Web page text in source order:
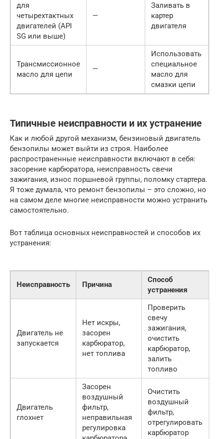
для
четырехтактных
двигателей (API
SG или выше)
—
Заливать в
картер
двигателя
Трансмиссионное
масло для цепи
—
Использовать
специальное
масло для
смазки цепи
Типичные неисправности и их устранение
Как и любой другой механизм, бензиновый двигатель
бензопилы может выйти из строя. Наиболее
распространенные неисправности включают в себя:
засорение карбюратора, неисправность свечи
зажигания, износ поршневой группы, поломку стартера.
Я тоже думала, что ремонт бензопилы – это сложно, но
на самом деле многие неисправности можно устранить
самостоятельно.
Вот таблица основных неисправностей и способов их
устранения:
Неисправность Причина
Способ
устранения
Двигатель не
запускается
Нет искры,
засорен
карбюратор,
нет топлива
Проверить
свечу
зажигания,
очистить
карбюратор,
залить
топливо
Двигатель
глохнет
Засорен
воздушный
фильтр,
неправильная
регулировка
Очистить
воздушный
фильтр,
отрегулировать
карбюратор